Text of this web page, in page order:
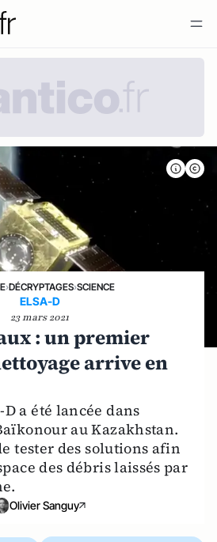
›DÉCRYPTAGES›SCIENCE
ELSA-D
23 mars 2021
: un premier
arrive en
a été lancée dans
au Kazakhstan.
tester des solutions afin
des débris laissés par
Olivier Sanguy